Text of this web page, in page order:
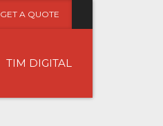
GET A QUOTE
TIM DIGITAL